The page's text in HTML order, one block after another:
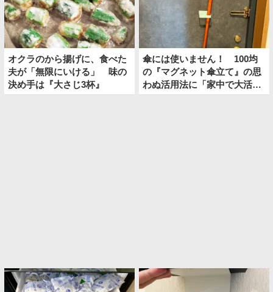
オクラのから揚げに、食べた
夫が「無限にいける」 味の
決め手は『大さじ3杯』
傘には使いません！ 100均
の『マグネット傘立て』の思
わぬ活用法に「家中で大活
躍！」